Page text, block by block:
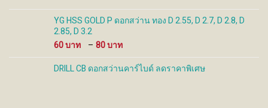
900 ฿
through
YG HSS GOLD P ดอกสว่าน ทอง D 2.55, D 2.7, D 2.8, D
2.85, D 3.2
60
– 80
range:
60 ฿
DRILL CB ดอกสว่านคาร์ไบด์ ลดราคาพิเศษ